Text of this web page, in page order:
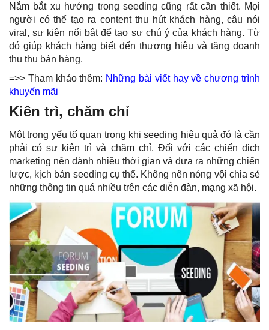
Nắm bắt xu hướng trong seeding cũng rất cần thiết. Mọi
người có thể tạo ra content thu hút khách hàng, câu nói
viral, sự kiện nổi bật để tạo sự chú ý của khách hàng. Từ
đó giúp khách hàng biết đến thương hiệu và tăng doanh
thu thu bán hàng.
=>> Tham khảo thêm: Những bài viết hay về chương trình
khuyến mãi
Kiên trì, chăm chỉ
Một trong yếu tố quan trọng khi seeding hiệu quả đó là cần
phải có sự kiên trì và chăm chỉ. Đối với các chiến dịch
marketing nên dành nhiều thời gian và đưa ra những chiến
lược, kịch bản seeding cụ thể. Không nên nóng vội chia sẻ
những thông tin quá nhiều trên các diễn đàn, mạng xã hội.